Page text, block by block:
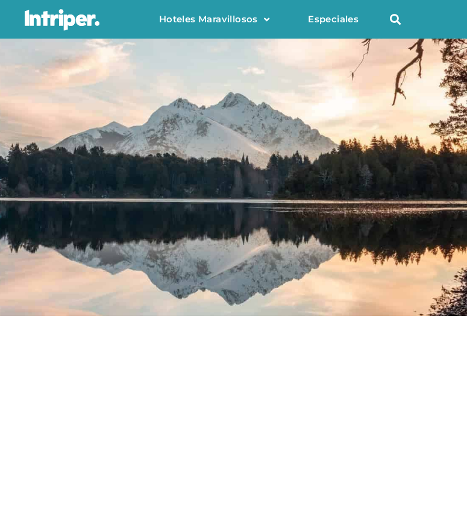
Hoteles Maravillosos Especiales